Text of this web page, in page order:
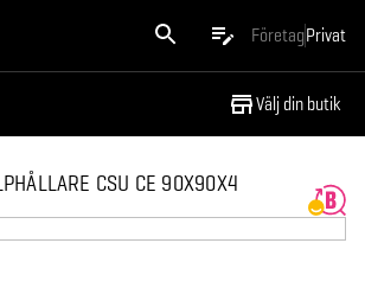
FöretagPrivat
Välj din butik
CSU CE 90X90X4